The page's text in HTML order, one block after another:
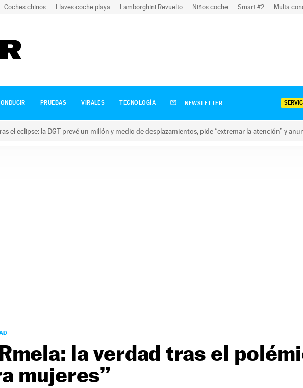
Coches chinos Llaves coche playa Lamborghini Revuelto Niños coche Smart #2 Multa
PRUEBAS VIRALES TECNOLOGÍA NEWSLETTER
el eclipse: la DGT prevé un millón y medio de desplazamientos, pide “extremar la atención” y
la verdad tras el
mujeres”